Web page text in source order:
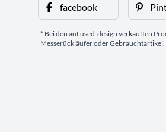
facebook
* Bei den auf used-design verkauften
Messerückläufer oder Gebrauchtartikel.